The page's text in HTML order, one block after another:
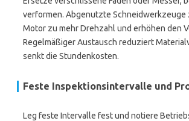
verformen. Abgenutzte Schneidwerkzeuge
Motor zu mehr Drehzahl und erhöhen den
Regelmäßiger Austausch reduziert
senkt die Stundenkosten.
Feste Inspektionsintervalle und
Leg feste Intervalle fest und notiere